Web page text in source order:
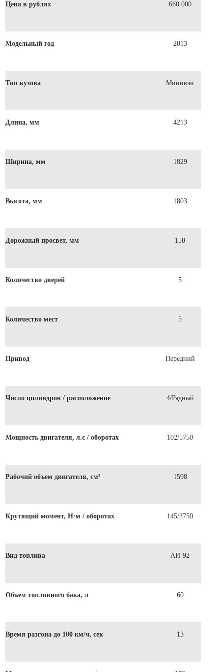
Цена в рублях 660 000
Модельный год 2013
Тип кузова Минивэн
Длина, мм 4213
Ширина, мм 1829
Высота, мм 1803
Дорожный просвет, мм 158
Количество дверей 5
Количество мест 5
Привод Передний
Число цилиндров / расположение 4/Рядный
Мощность двигателя, л.с / оборотах 102/5750
Рабочий объем двигателя, см³ 1598
Крутящий момент, Н·м / оборотах 145/3750
Вид топлива АИ-92
Объем топливного бака, л 60
Время разгона до 100 км/ч, сек 13